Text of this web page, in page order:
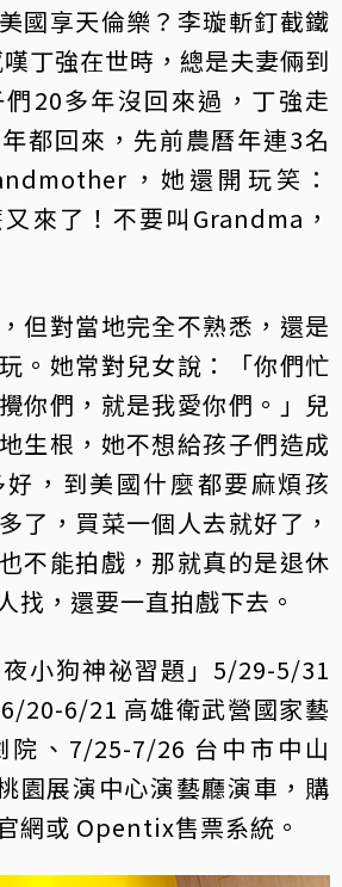
國享天倫樂？李璇斬釘截鐵
丁強在世時，總是夫妻倆到
20多年沒回來過，丁強走
都回來，先前農曆年連3名
，她還開玩笑：
又來了！不要叫Grandma，
但對當地完全不熟悉，還是
。她常對兒女說：「你們忙
你們，就是我愛你們。」兒
生根，她不想給孩子們造成
，到美國什麼都要麻煩孩
了，買菜一個人去就好了，
不能拍戲，那就真的是退休
找，還要一直拍戲下去。
小狗神祕習題」5/29-5/31
20-6/21 高雄衛武營國家藝
院、7/25-7/26 台中市中山
園展演中心演藝廳演車，購
網或 Opentix售票系統。